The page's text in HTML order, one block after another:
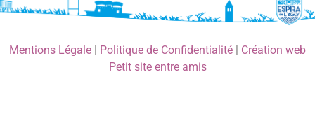
Mentions Légale Politique de Confidentialité
Création web
Petit site entre amis